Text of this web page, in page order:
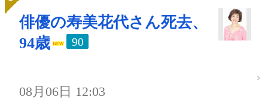
俳優の寿美花代さん死去、
94歳
90
08月06日 12:03